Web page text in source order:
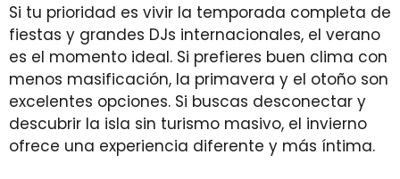
Si tu prioridad es vivir la temporada completa de
fiestas y grandes DJs internacionales, el verano
es el momento ideal. Si prefieres buen clima con
menos masificación, la primavera y el otoño son
excelentes opciones. Si buscas desconectar y
descubrir la isla sin turismo masivo, el invierno
ofrece una experiencia diferente y más íntima.